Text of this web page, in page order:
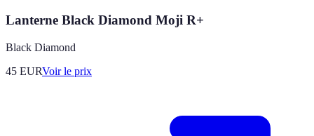
Lanterne Black Diamond Moji R+
Black Diamond
45 EURVoir le prix